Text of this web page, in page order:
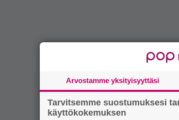
Arvostamme yksityisyyttäsi
Tarvitsemme suostumuksesi
käyttökokemuksen